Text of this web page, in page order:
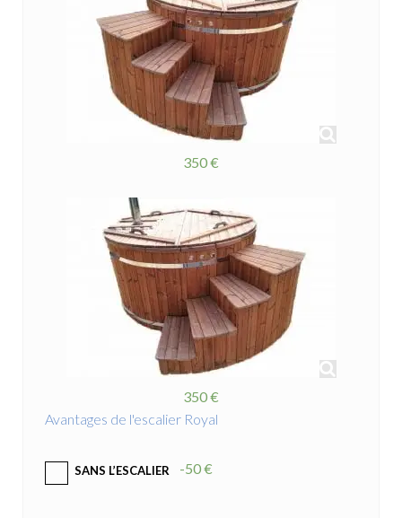
350 €
350 €
Avantages de l'escalier Royal
SANS L’ESCALIER -50 €